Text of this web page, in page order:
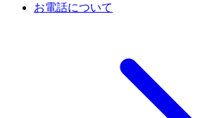
お電話について